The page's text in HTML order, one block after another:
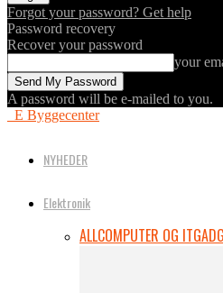
Forgot your password? Get help
Password recovery
Recover your password
your
A password will be e-mailed to you.
E Byggecenter
NYHEDER
Elektronik
ALLCOMPUTER OG IT